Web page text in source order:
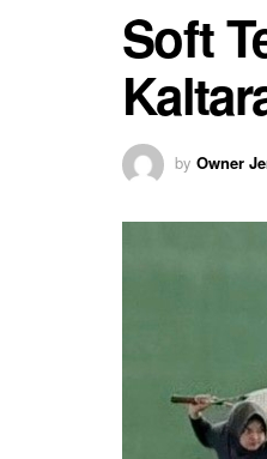
Soft
by Owner